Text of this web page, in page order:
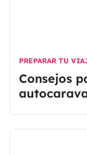
PREPARAR TU
Consejos